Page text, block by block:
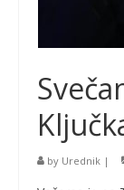
by Urednik |